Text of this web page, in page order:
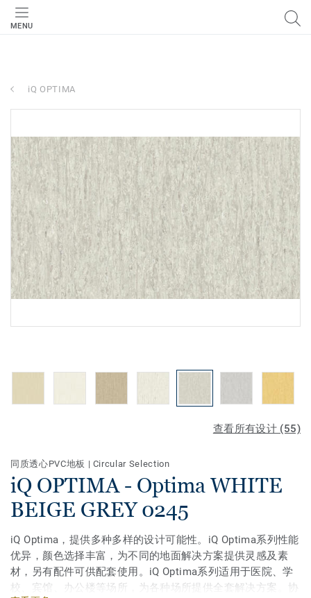
MENU
iQ OPTIMA
查看所有设计 (55)
同质透心PVC地板 | Circular Selection
iQ OPTIMA - Optima WHITE
BEIGE GREY 0245
iQ Optima，提供多种多样的设计可能性。iQ Optima系列性能
优异，颜色选择丰富，为不同的地面解决方案提供灵感及素
材，另有配件可供配套使用。iQ Optima系列适用于医院、学
校、宾馆、办公楼等场所，为各种场所提供全套解决方案。协